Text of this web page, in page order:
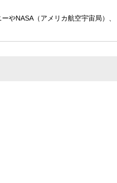
やNASA（アメリカ航空宇宙局）、